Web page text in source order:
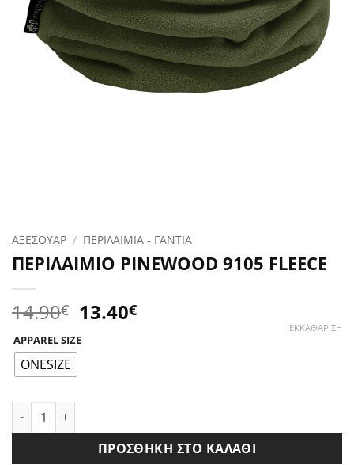
ΑΞΕΣΟΥΑΡ / ΠΕΡΙΛΑΙΜΙΑ - ΓΑΝΤΙΑ
ΠΕΡΙΛΑΙΜΙΟ PINEWOOD 9105 FLEECE
14.90€ Original
price
was:
13.40€Η
APPAREL SIZE
ONESIZE
ΕΚΚΑΘΆΡΙΣΗ
ΠΕΡΙΛΑΙΜΙΟ PINEWOOD 9105 FLEECE ποσότητα
ΠΡΟΣΘΉΚΗ ΣΤΟ ΚΑΛΆΘΙ